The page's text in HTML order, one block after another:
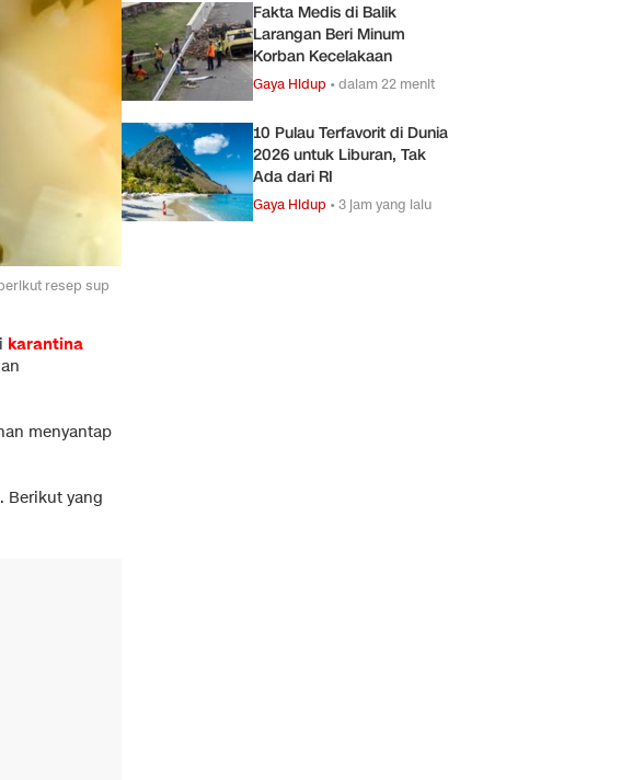
resep sup
karantina
menyantap
Berikut yang
Fakta Medis di Balik
Larangan Beri Minum
Korban Kecelakaan
Gaya Hidup •dalam 22 menit
10 Pulau Terfavorit di Dunia
2026 untuk Liburan, Tak
Ada dari RI
Gaya Hidup •3 jam yang lalu